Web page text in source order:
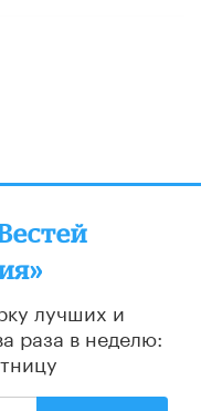
лучших и
раза в неделю: